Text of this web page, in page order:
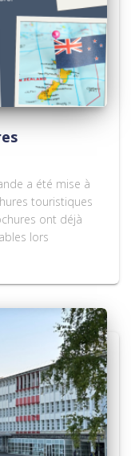
a été mise à
touristiques
ont déjà
lors